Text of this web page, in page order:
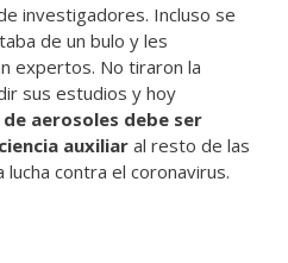
investigadores. Incluso se
de un bulo y les
expertos. No tiraron la
sus estudios y hoy
de aerosoles debe ser
auxiliar al resto de las
contra el coronavirus.